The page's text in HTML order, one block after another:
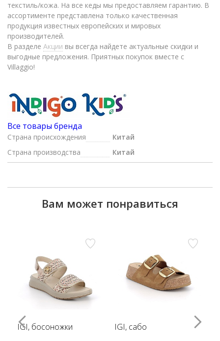
текстиль/кожа. На все кеды мы предоставляем гарантию. В
ассортименте представлена только качественная
продукция известных европейских и мировых
производителей.
В разделе Акции вы всегда найдете актуальные скидки и
выгодные предложения. Приятных покупок вместе с
Villaggio!
Все товары бренда
Страна происхождения
Китай
Страна производства
Китай
Вам может понравиться
IGI, босоножки IGI, сабо